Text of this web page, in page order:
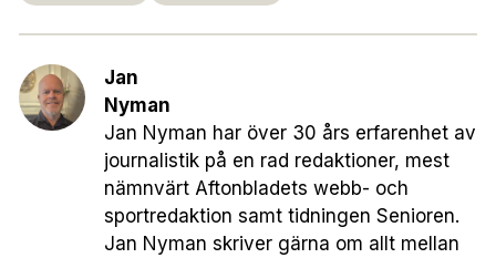
Jan
Nyman
Jan Nyman har över 30 års erfarenhet av
journalistik på en rad redaktioner, mest
nämnvärt Aftonbladets webb- och
sportredaktion samt tidningen Senioren.
Jan Nyman skriver gärna om allt mellan